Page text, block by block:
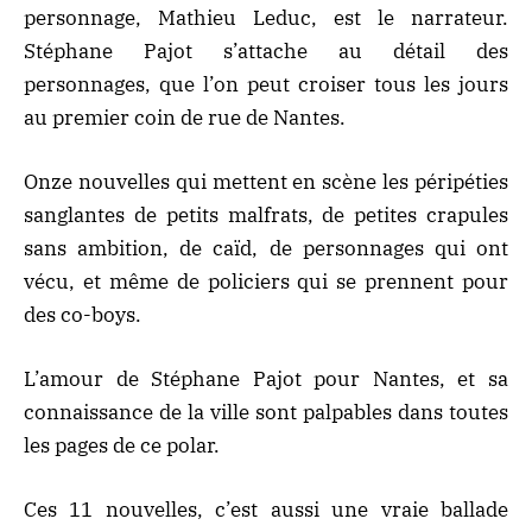
personnage, Mathieu Leduc, est le narrateur.
Stéphane Pajot s’attache au détail des
personnages, que l’on peut croiser tous les jours
au premier coin de rue de Nantes.
Onze nouvelles qui mettent en scène les péripéties
sanglantes de petits malfrats, de petites crapules
sans ambition, de caïd, de personnages qui ont
vécu, et même de policiers qui se prennent pour
des co-boys.
L’amour de Stéphane Pajot pour Nantes, et sa
connaissance de la ville sont palpables dans toutes
les pages de ce polar.
Ces 11 nouvelles, c’est aussi une vraie ballade